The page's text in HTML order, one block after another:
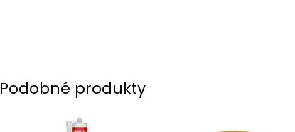
Podobné produkty